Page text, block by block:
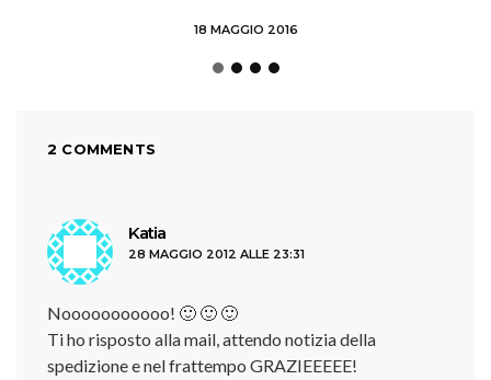
18 MAGGIO 2016
2 COMMENTS
Katia
detto:
28 MAGGIO 2012 ALLE 23:31
Nooooooooooo! 🙂 🙂 🙂
Ti ho risposto alla mail, attendo notizia della
spedizione e nel frattempo GRAZIEEEEE!